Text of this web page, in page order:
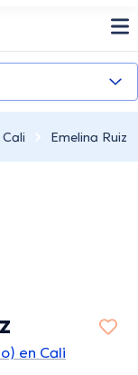
Cali Emelina Ruiz
en Cali